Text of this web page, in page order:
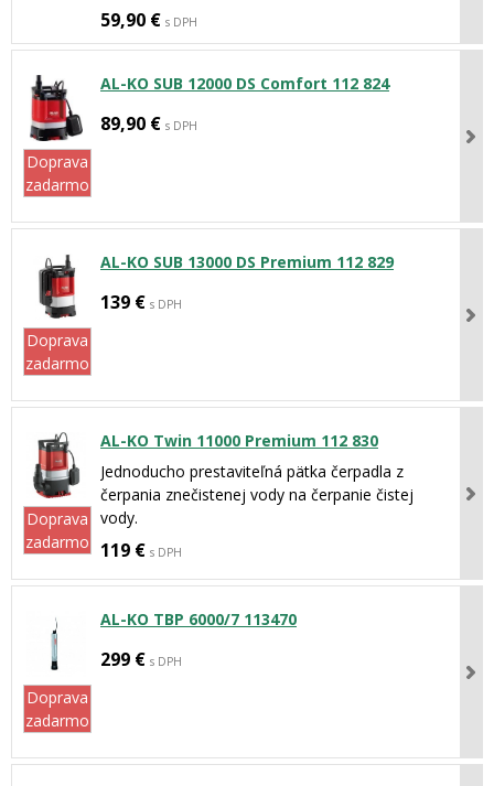
59,90 € s DPH
Doprava
zadarmo
AL-KO SUB 12000 DS Comfort 112 824
89,90 € s DPH
Doprava
zadarmo
AL-KO SUB 13000 DS Premium 112 829
139 € s DPH
Doprava
zadarmo
AL-KO Twin 11000 Premium 112 830
Jednoducho prestaviteľná pätka čerpadla z
čerpania znečistenej vody na čerpanie čistej
vody.
119 € s DPH
Doprava
zadarmo
AL-KO TBP 6000/7 113470
299 € s DPH